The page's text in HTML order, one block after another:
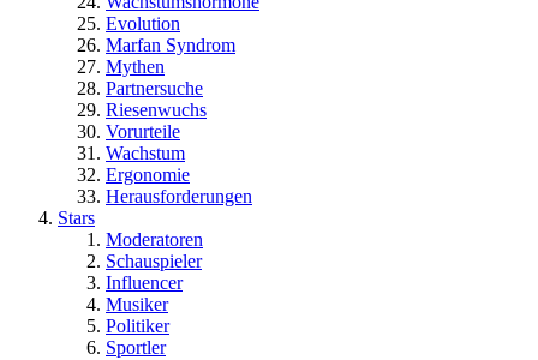
Evolution
Marfan Syndrom
Mythen
Partnersuche
Riesenwuchs
Vorurteile
Wachstum
Ergonomie
Herausforderungen
Stars
Moderatoren
Schauspieler
Influencer
Musiker
Politiker
Sportler